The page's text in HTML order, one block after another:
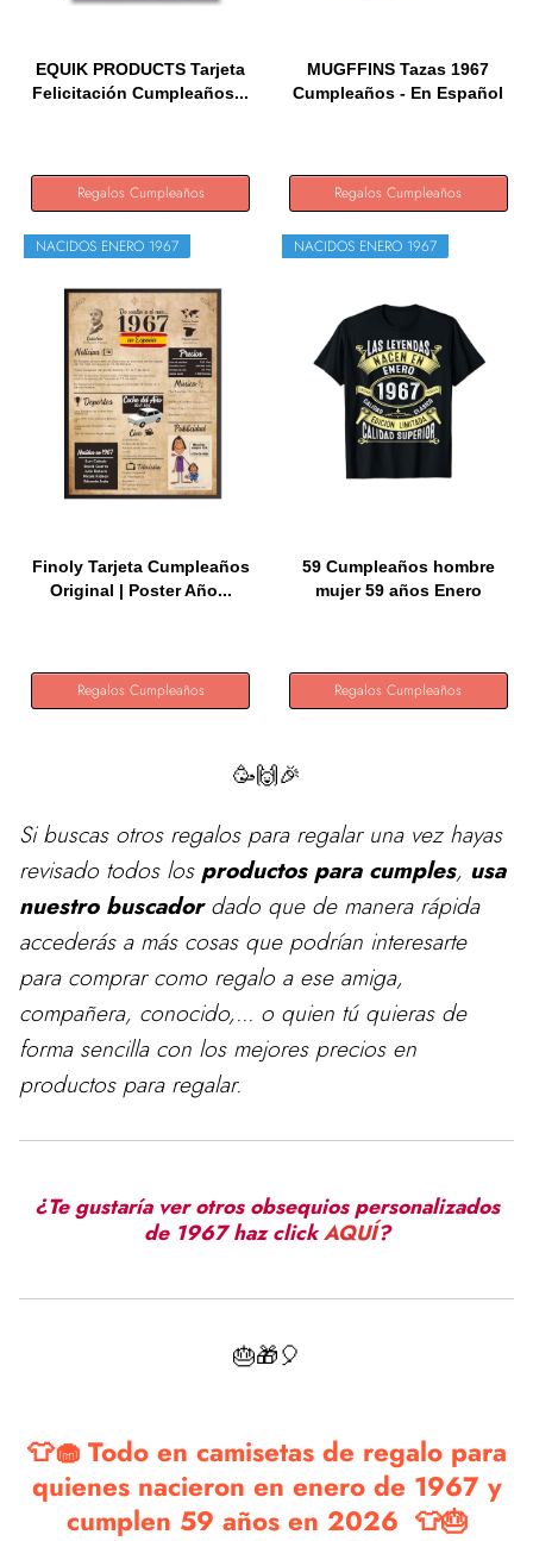
EQUIK PRODUCTS Tarjeta
Felicitación Cumpleaños...
Regalos Cumpleaños
MUGFFINS Tazas 1967
Cumpleaños - En Español
Regalos Cumpleaños
NACIDOS ENERO 1967
Finoly Tarjeta Cumpleaños
Original | Poster Año...
Regalos Cumpleaños
NACIDOS ENERO 1967
59 Cumpleaños hombre
mujer 59 años Enero
Regalos Cumpleaños
🥳🙌🎉
Si buscas otros regalos para regalaruna vez hayas
revisado todos los productos para cumples, usa
nuestro buscadordado que de manera rápida
accederás a más cosas que podrían interesarte
para comprar como regalo a ese amiga,
compañera, conocido,... o quien tú quieras de
forma sencilla con los mejores precios en
productos para regalar.
¿Te gustaría ver otros obsequios personalizados
de 1967 haz clickAQUÍ?
🎂🎁🎈
👕🧁 Todo en camisetas de regalo para
quienes nacieron en enero de 1967 y
cumplen 59 años en 2026 👕🎂